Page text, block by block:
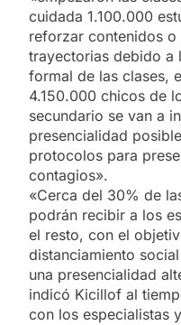
cuidada 1.100.000
reforzar contenidos
trayectorias debido a
formal de las clases,
4.150.000 chicos de
secundario se van a
presencialidad
protocolos para
contagios».
«Cerca del 30% de
podrán recibir a los
el resto, con el
distanciamiento
una presencialidad
indicó Kicillof al
con los especialistas